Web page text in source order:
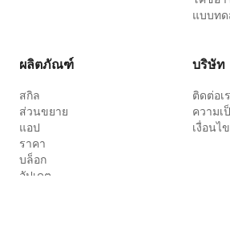
แบบทด
ผลิตภัณฑ์
สกิล
ส่วนขยาย
แอป
ราคา
บล็อก
อัปเดต
บริษัท
ติดต่อเ
ความเ
เงื่อนไข